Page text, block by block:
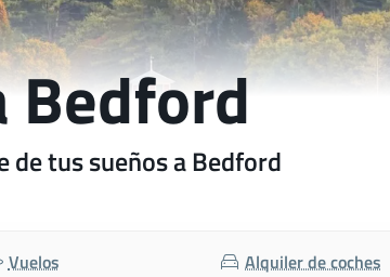
Bedford
de tus sueños a Bedford
Vuelos Alquiler de coches